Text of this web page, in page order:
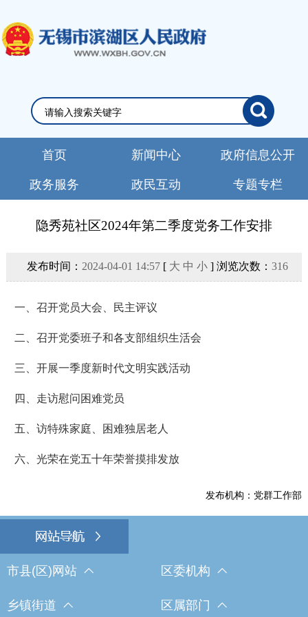
首页 新闻中心 政府信息公开
政务服务 政民互动 专题专栏
隐秀苑社区2024年第二季度党务工作安排
发布时间： 2024-04-01 14:57[ 大 中 小] 浏览次数： 316
一、召开党员大会、民主评议
二、召开党委班子和各支部组织生活会
三、开展一季度新时代文明实践活动
四、走访慰问困难党员
五、访特殊家庭、困难独居老人
六、光荣在党五十年荣誉摸排发放
发布机构：党群工作部
市县(区)网站 区委机构
乡镇街道 区属部门